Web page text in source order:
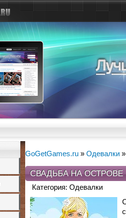
GoGetGames.ru » Одевалки
СВАДЬБА НА ОСТРОВЕ
Категория: Одевалки